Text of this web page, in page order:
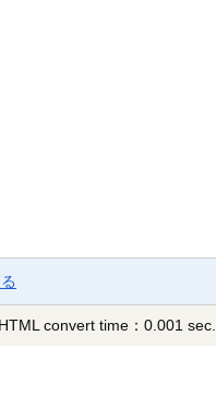
HTML convert time：0.001 sec.